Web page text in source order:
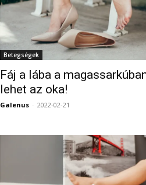
Betegségek
Fáj a lába a
lehet az oka!
Galenus - 2022-02-21